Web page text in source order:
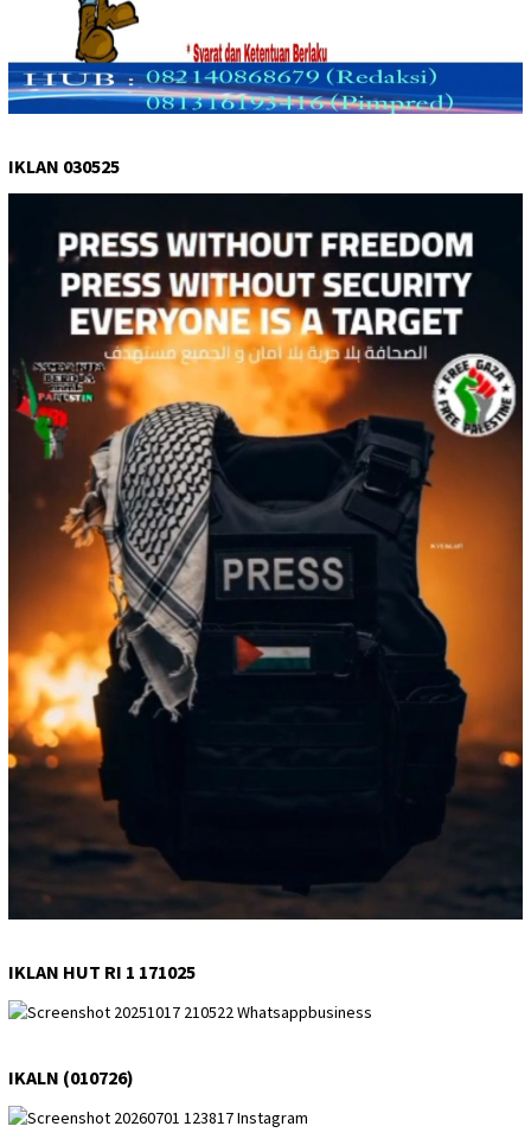
IKLAN 030525
IKLAN HUT RI 1 171025
IKALN (010726)